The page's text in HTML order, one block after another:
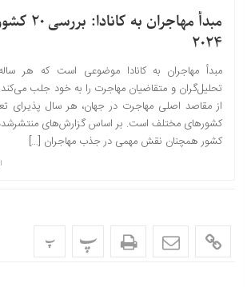
مبدأ
۲۰۲۴
مبدأ مهاجران به کانادا موضوعی است که هر
تحلیل‌گران و متقاضیان مهاجرت را به خود جلب می‌کند.
از مقاصد اصلی مهاجرت در جهان، هر سال پذیرای
کشور همچنان نقش مهمی در جذب مهاجران […]
پ پ